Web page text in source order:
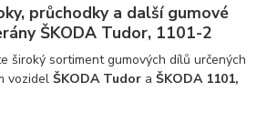
průchodky a další gumové
ŠKODA Tudor, 1101-2
široký sortiment gumových dílů určených
vozidelŠKODA Tudor aŠKODA 1101,